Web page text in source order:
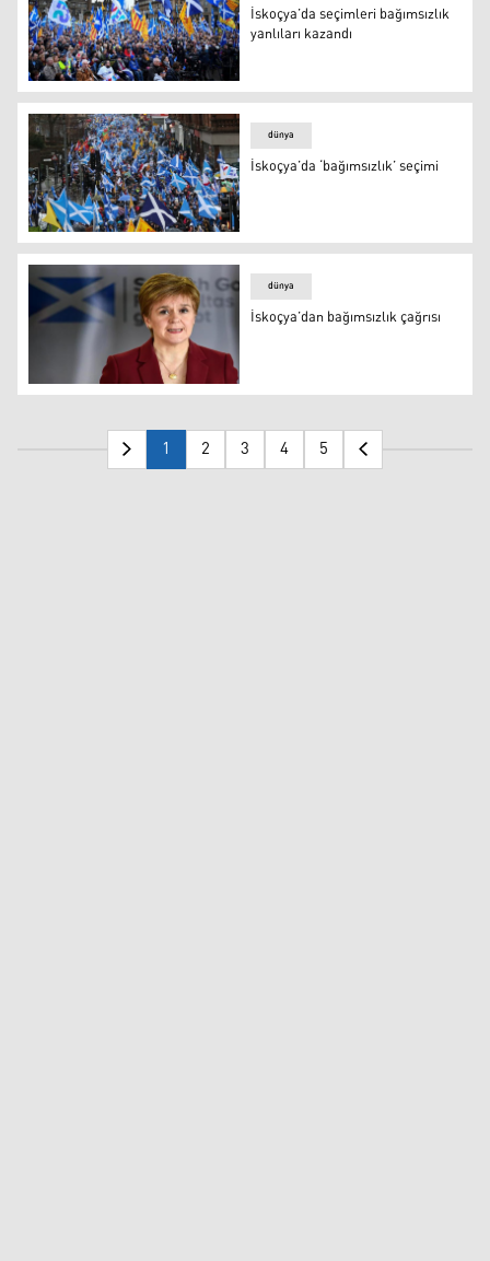
İskoçya’da seçimleri bağımsızlık yanlıları kazandı
İskoçya’da seçimleri bağımsızlık
yanlıları kazandı
İskoçya bağımsızlık için seçime gidiyor
dünya
İskoçya’da ‘bağımsızlık’ seçimi
İskoçya Bölgesel Yönetimi Başbakanı Nicola Sturgeon
dünya
İskoçya’dan bağımsızlık çağrısı
1 2 3 4 5